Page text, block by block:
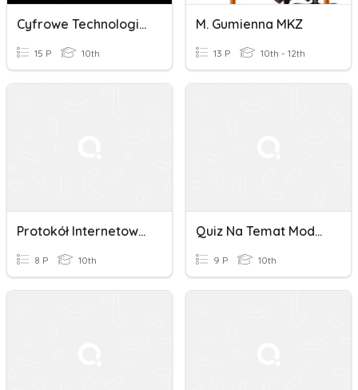
Cyfrowe Technologie Multimedialne
15 P 10th
M. Gumienna MKZ
13 P 10th - 12th
Protokół Internetowy - Quiz
8 P 10th
Quiz Na Temat Modelu ISO OSI
9 P 10th